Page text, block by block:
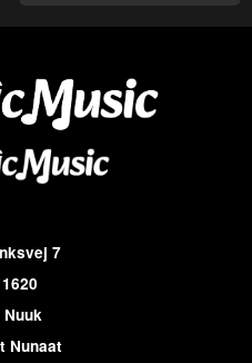
7
Nuuk
Nunaat